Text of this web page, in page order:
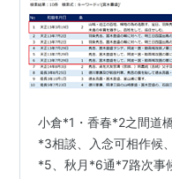
小倉*1・香春*2之間道
*3相談、入念可相作候
*5、秋月*6通*7路次事